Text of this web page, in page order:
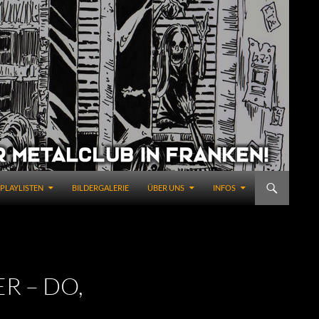
PLAYLISTEN BILDERGALERIE ÜBER UNS INFOS
– DO,